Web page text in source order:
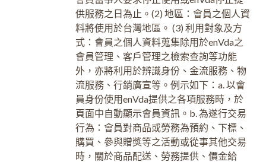
供服務之日為止。(2) 地區：會員之個人資
料將使用於台灣地區。 (3) 利用對象及方
式：會員之個人資料蒐集除用於enVda之
會員管理、客戶管理之檢索查詢等功能
外，亦將利用於辨識身份、金流服務、物
流服務、行銷廣宣等。例示如下：a. 以會
員身份使用enVda提供之各項服務時，於
頁面中自動顯示會員資訊。b. 為遂行交易
行為：會員對商品或勞務為預約、下標、
購買、參與贈獎等之活動或從事其他交易
時，關於商品配送、勞務提供、價金給